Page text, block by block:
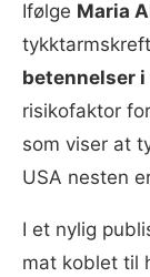
Ifølge Maria
betennelser i
risikofaktor
som viser at
USA nesten
I et nylig
mat koblet til